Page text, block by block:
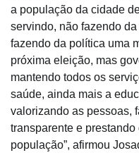
a população da cidade
servindo, não fazendo
fazendo da política uma
próxima eleição, mas
mantendo todos os
saúde, ainda mais a
valorizando as pessoas,
transparente e
população”, afirmou